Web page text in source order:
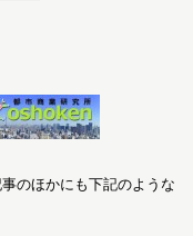
のほかにも下記のような